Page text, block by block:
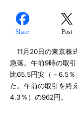
Share Post
11月20日の東京株
急落。午前9時の取
比65.5円安（－6.5
た。午前の取引を終
4.3％）の962円。